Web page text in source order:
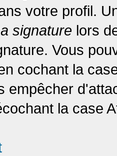
votre profil.
signature lors
Vous
cochant la
empêcher
la case